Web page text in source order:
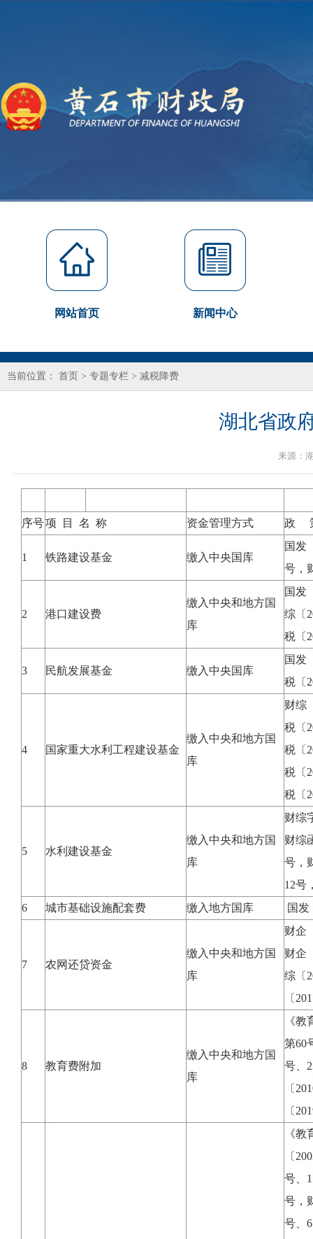
网站首页 新闻中心
当前位置： 首页 > 专题专栏 > 减税降费
湖北省政
来源：
序号项 目 名 称 资金管理方式 政
1 铁路建设基金 缴入中央国库
国发
号，
2 港口建设费
缴入中央和地方国
库
国发
综〔
税〔
3 民航发展基金 缴入中央国库
国发
税〔
4 国家重大水利工程建设基金
缴入中央和地方国
库
财综
税〔
税〔
税〔
税〔
5 水利建设基金
缴入中央和地方国
库
财综
财综
号，
12号
6
城市基础设施配套费 缴入地方国库 国发
7 农网还贷资金
缴入中央和地方国
库
财企
财企
综〔
〔
8 教育费附加
缴入中央和地方国
库
《
第60
号、
〔
〔
《
〔
号、
号，
号、